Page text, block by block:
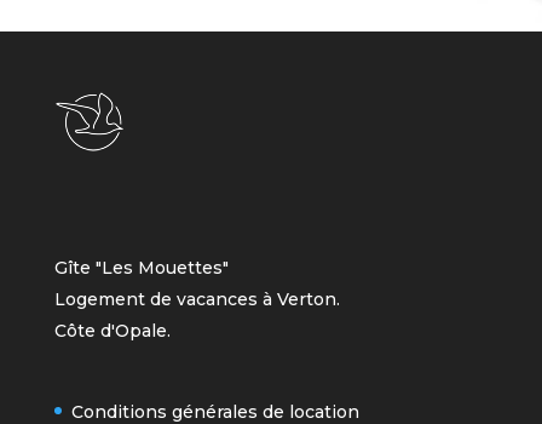
Gîte "Les Mouettes"
Logement de vacances à Verton.
Côte d'Opale.
Conditions générales de location